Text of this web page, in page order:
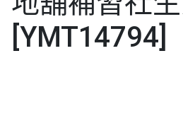
[YMT14794]